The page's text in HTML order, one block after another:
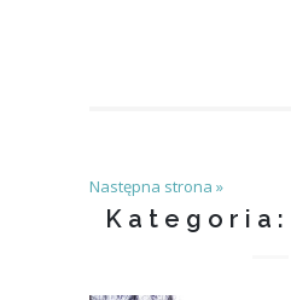
Następna strona »